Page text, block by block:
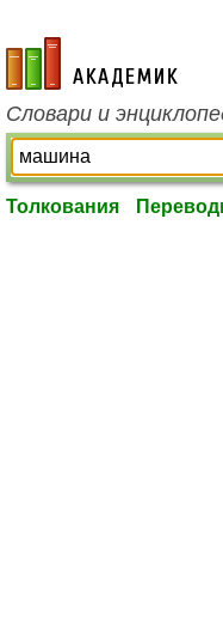
academic.ru
Словари и
Толкования